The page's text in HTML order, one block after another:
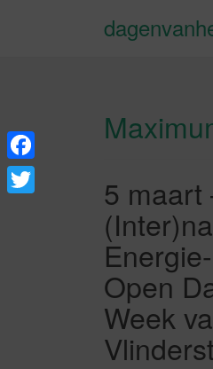
5 maart
Open
Week
F